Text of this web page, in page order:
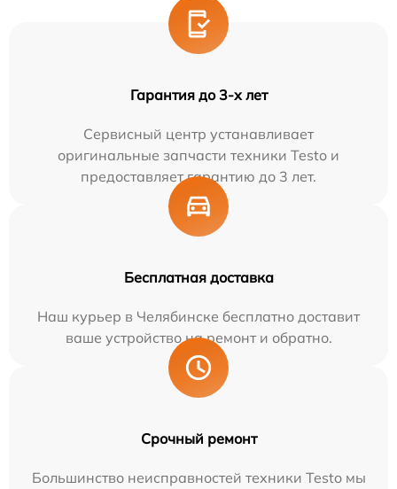
Гарантия до 3-х лет
Сервисный центр устанавливает
оригинальные запчасти техники Testo и
предоставляет гарантию до 3 лет.
Бесплатная доставка
Наш курьер в Челябинске бесплатно доставит
ваше устройство на ремонт и обратно.
Срочный ремонт
Большинство неисправностей техники Testo мы